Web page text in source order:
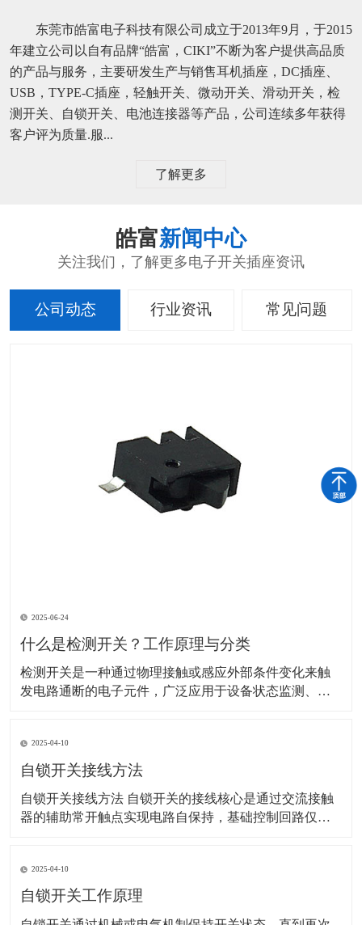
东莞市皓富电子科技有限公司成立于2013年9月，于2015
年建立公司以自有品牌“皓富，CIKI”不断为客户提供高品质
的产品与服务，主要研发生产与销售耳机插座，DC插座、
USB，TYPE-C插座，轻触开关、微动开关、滑动开关，检
测开关、自锁开关、电池连接器等产品，公司连续多年获得
客户评为质量.服...
了解更多
皓富新闻中心
关注我们，了解更多电子开关插座资讯
公司动态 行业资讯 常见问题
2025-06-24
什么是检测开关？工作原理与分类
检测开关是一种通过物理接触或感应外部条件变化来触
发电路通断的电子元件，广泛应用于设备状态监测、安
内部电路状态： 机械式：外力（如按压、位移）使内部
弹片或触点变形，直接连通或断开电路。 示
2025-04-10
自锁开关接线方法
自锁开关接线方法 自锁开关的接线核心是通过交流接触
器的辅助常开触点实现电路自保持，基础控制回路仅需6
触器线圈的A1端子，火线（L）经熔断器后接入热继电器
常闭触点（95），再连接至停
2025-04-10
自锁开关工作原理